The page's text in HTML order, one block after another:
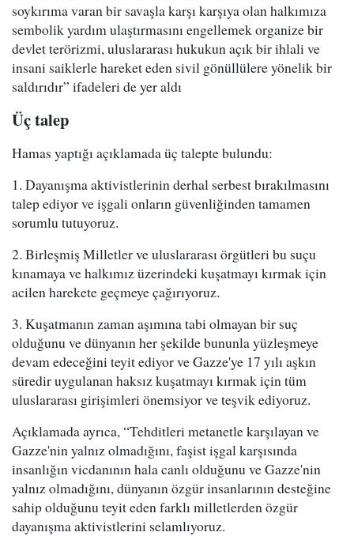
soykırıma varan bir savaşla karşı karşıya olan halkımıza
sembolik yardım ulaştırmasını engellemek organize bir
devlet terörizmi, uluslararası hukukun açık bir ihlali ve
insani saiklerle hareket eden sivil gönüllülere yönelik bir
saldırıdır” ifadeleri de yer aldı
Üç talep
Hamas yaptığı açıklamada üç talepte bulundu:
1. Dayanışma aktivistlerinin derhal serbest bırakılmasını
talep ediyor ve işgali onların güvenliğinden tamamen
sorumlu tutuyoruz.
2. Birleşmiş Milletler ve uluslararası örgütleri bu suçu
kınamaya ve halkımız üzerindeki kuşatmayı kırmak için
acilen harekete geçmeye çağırıyoruz.
3. Kuşatmanın zaman aşımına tabi olmayan bir suç
olduğunu ve dünyanın her şekilde bununla yüzleşmeye
devam edeceğini teyit ediyor ve Gazze'ye 17 yılı aşkın
süredir uygulanan haksız kuşatmayı kırmak için tüm
uluslararası girişimleri önemsiyor ve teşvik ediyoruz.
Açıklamada ayrıca, “Tehditleri metanetle karşılayan ve
Gazze'nin yalnız olmadığını, faşist işgal karşısında
insanlığın vicdanının hala canlı olduğunu ve Gazze'nin
yalnız olmadığını, dünyanın özgür insanlarının desteğine
sahip olduğunu teyit eden farklı milletlerden özgür
dayanışma aktivistlerini selamlıyoruz.